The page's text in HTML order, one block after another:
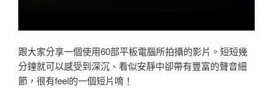
跟大家分享一個使用60部平板電腦所拍攝的影片。短短幾
分鐘就可以感受到深沉、看似安靜中卻帶有豐富的聲音細
節，很有feel的一個短片唷！